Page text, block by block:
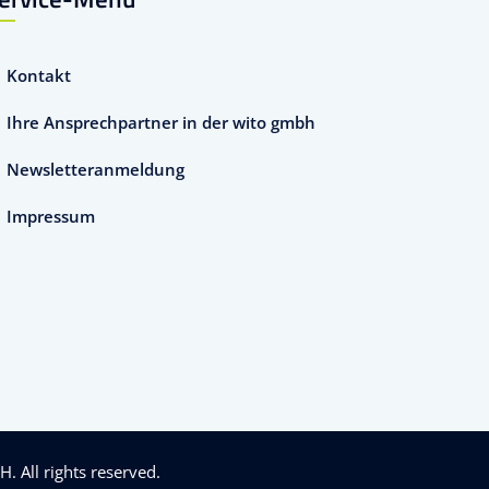
Kontakt
Ihre Ansprechpartner in der wito gmbh
Newsletteranmeldung
Impressum
. All rights reserved.